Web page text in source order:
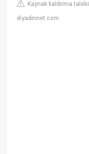
Kaynak kaldırma talebi
diyadinnet.com